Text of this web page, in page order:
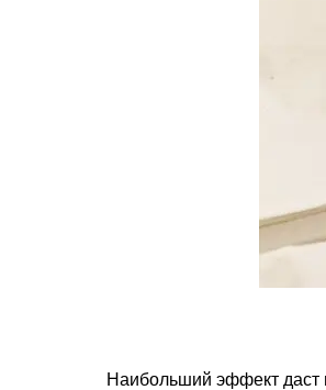
Наибольший эффект даст